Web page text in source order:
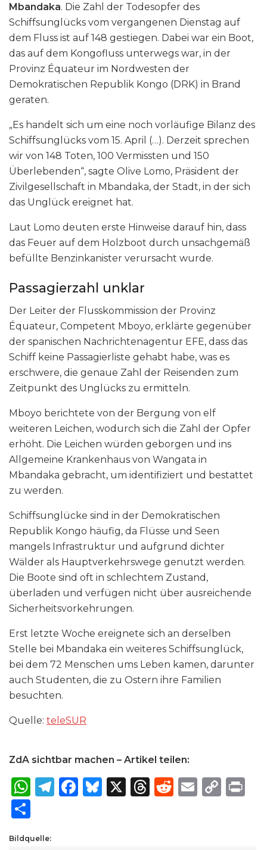
Mbandaka. Die Zahl der Todesopfer des
Schiffsunglücks vom vergangenen Dienstag auf
dem Fluss ist auf 148 gestiegen. Dabei war ein Boot,
das auf dem Kongofluss unterwegs war, in der
Provinz Équateur im Nordwesten der
Demokratischen Republik Kongo (DRK) in Brand
geraten.
„Es handelt sich um eine noch vorläufige Bilanz des
Schiffsunglücks vom 15. April (…). Derzeit sprechen
wir von 148 Toten, 100 Vermissten und 150
Überlebenden“, sagte Olive Lomo, Präsident der
Zivilgesellschaft in Mbandaka, der Stadt, in der sich
das Unglück ereignet hat.
Laut Lomo deuten erste Hinweise darauf hin, dass
das Feuer auf dem Holzboot durch unsachgemäß
befüllte Benzinkanister verursacht wurde.
Passagierzahl unklar
Der Leiter der Flusskommission der Provinz
Équateur, Competent Mboyo, erklärte gegenüber
der spanischen Nachrichtenagentur EFE, dass das
Schiff keine Passagierliste gehabt habe, was es
erschwere, die genaue Zahl der Reisenden zum
Zeitpunkt des Unglücks zu ermitteln.
Mboyo berichtete von der Bergung von elf
weiteren Leichen, wodurch sich die Zahl der Opfer
erhöht. Die Leichen würden geborgen und ins
Allgemeine Krankenhaus von Wangata in
Mbandaka gebracht, um identifiziert und bestattet
zu werden.
Schiffsunglücke sind in der Demokratischen
Republik Kongo häufig, da Flüsse und Seen
mangels Infrastruktur und aufgrund dichter
Wälder als Hauptverkehrswege genutzt werden.
Die Boote sind oft in schlechtem Zustand,
überladen und verfügen nicht über ausreichende
Sicherheitsvorkehrungen.
Erst letzte Woche ereignete sich an derselben
Stelle bei Mbandaka ein weiteres Schiffsunglück,
bei dem 72 Menschen ums Leben kamen, darunter
auch Studenten, die zu Ostern ihre Familien
besuchten.
Quelle: teleSUR
ZdA sichtbar machen – Artikel teilen:
W
ts
T
F
B X
T
R
E
C
Bildquelle: